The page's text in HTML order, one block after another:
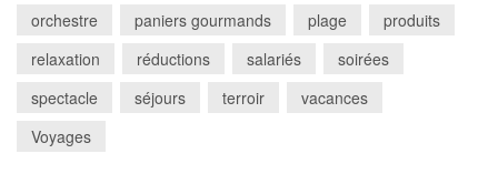
orchestre
paniers gourmands plage
produits
relaxation
réductions salariés
soirées
spectacle
séjours terroir
vacances
Voyages